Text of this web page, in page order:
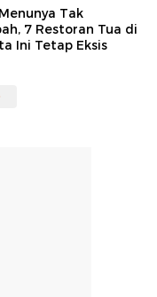
Tak
7 Restoran Tua di
Ini Tetap Eksis